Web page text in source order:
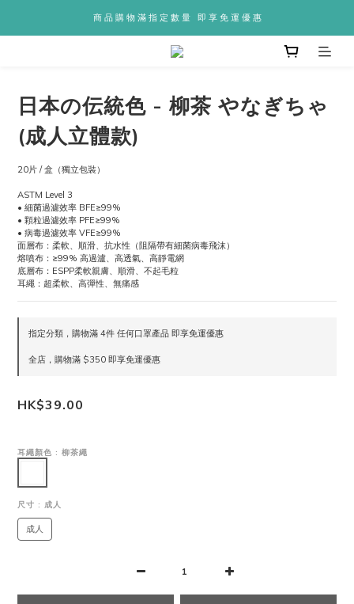
商 品 購 物 滿 指 定 數 量   即 享 免 運 優 惠
日本の伝統色 - 柳茶 やなぎちゃ
(成人立體款)
20片 / 盒（獨立包裝）
ASTM Level 3
• 細菌過濾效率 BFE≥99%
• 顆粒過濾效率 PFE≥99%
• 病毒過濾效率 VFE≥99%
面層布：柔軟、順滑、抗水性（阻隔帶有細菌病毒飛沫）
熔噴布：≥99% 高過瀘、高透氣、高靜電網
底層布：ESPP柔軟親膚、順滑、不起毛粒
耳繩：超柔軟、高彈性、無痛感
指定分類，購物滿 4件 任何口罩產品 即享免運優惠
全店，購物滿 $350 即享免運優惠
HK$39.00
耳繩顏色 : 柳茶繩
尺寸 : 成人
成人